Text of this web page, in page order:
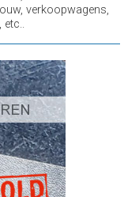
verkoopwagens,
etc..